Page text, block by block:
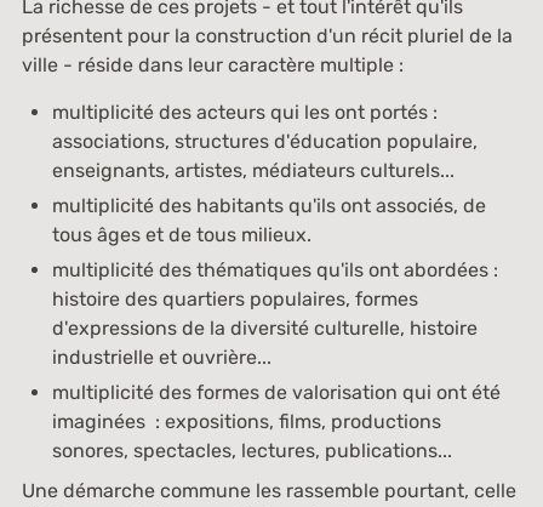
La richesse de ces projets - et tout l'intérêt qu'ils
présentent pour la construction d'un récit pluriel de la
ville - réside dans leur caractère multiple :
multiplicité des acteurs qui les ont portés :
associations, structures d'éducation populaire,
enseignants, artistes, médiateurs culturels...
multiplicité des habitants qu'ils ont associés, de
tous âges et de tous milieux.
multiplicité des thématiques qu'ils ont abordées :
histoire des quartiers populaires, formes
d'expressions de la diversité culturelle, histoire
industrielle et ouvrière...
multiplicité des formes de valorisation qui ont été
imaginées : expositions, films, productions
sonores, spectacles, lectures, publications...
Une démarche commune les rassemble pourtant, celle